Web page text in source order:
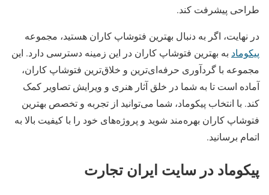
طراحی پیشرفت کند.
در نهایت، اگر به دنبال بهترین فتوشاپ کاران هستید، مجموعه
پیکوماد به بهترین فتوشاپ کاران در این زمینه دسترسی دارد. این
مجموعه با گردآوری حرفه‌ای‌ترین و خلاق‌ترین فتوشاپ کاران،
آماده است تا به شما در خلق آثار هنری و ویرایش تصاویر کمک
کند. با انتخاب پیکوماد، شما می‌توانید از تجربه و تخصص بهترین
فتوشاپ کاران بهره‌مند شوید و پروژه‌های خود را با کیفیت بالا به
اتمام برسانید.
پیکوماد در سایت ایران تجارت